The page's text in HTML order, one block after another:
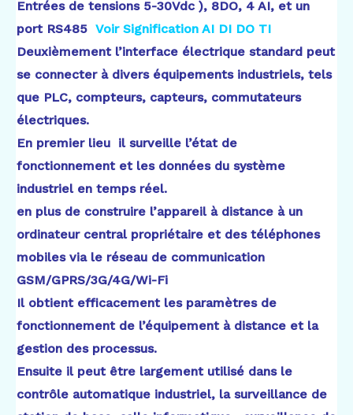
Entrées de tensions 5-30Vdc ), 8DO, 4 AI, et un
port RS485 Voir Signification AI DI DO TI
Deuxièmement l’interface électrique standard peut
se connecter à divers équipements industriels, tels
que PLC, compteurs, capteurs, commutateurs
électriques.
En premier lieu il surveille l’état de
fonctionnement et les données du système
industriel en temps réel.
en plus de construire l’appareil à distance à un
ordinateur central propriétaire et des téléphones
mobiles via le réseau de communication
GSM/GPRS/3G/4G/Wi-Fi
Il obtient efficacement les paramètres de
fonctionnement de l’équipement à distance et la
gestion des processus.
Ensuite il peut être largement utilisé dans le
contrôle automatique industriel, la surveillance de